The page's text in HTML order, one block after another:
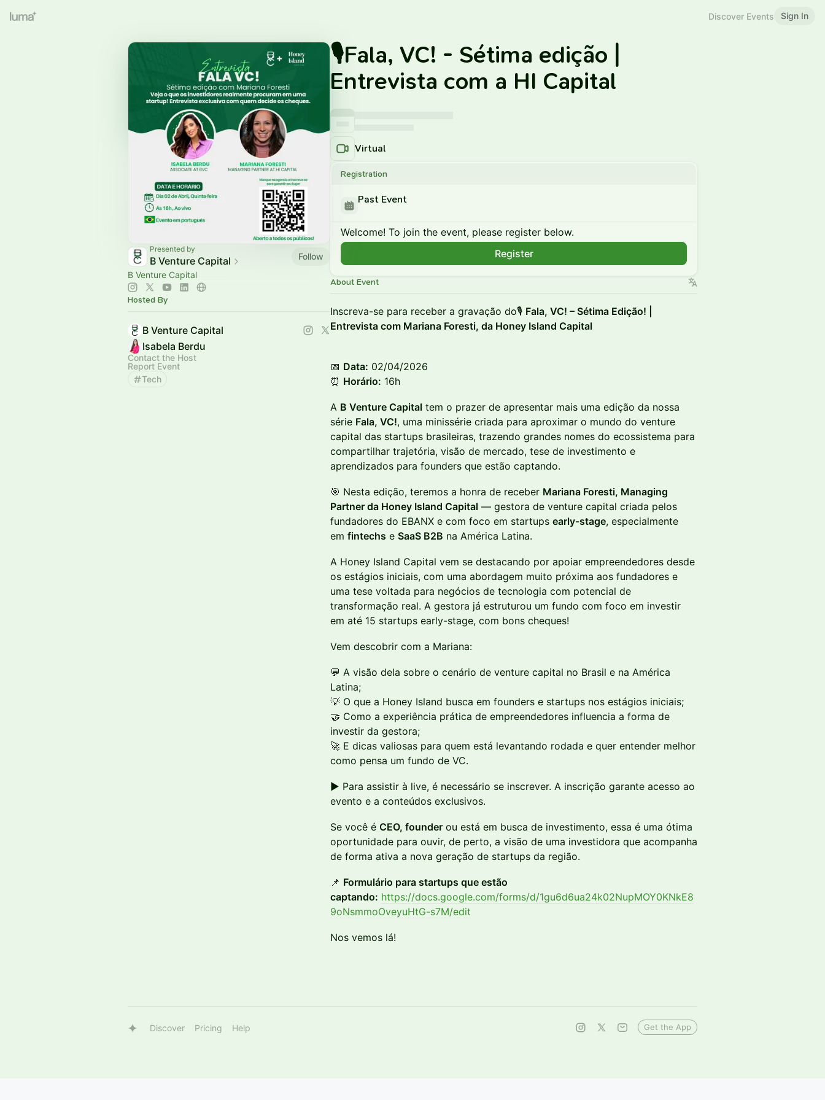
Discover Events Sign In
Presented by
B Venture Capital
Follow
B Venture Capital
Hosted By
B Venture Capital
Isabela Berdu
Contact the Host
Report Event
Tech
🎙️Fala, VC! - Sétima edição |
Entrevista com a HI Capital
Virtual
Registration
Past Event
Welcome! To join the event, please register below.
Register
About Event
Inscreva-se para receber a gravação do🎙️ Fala, VC! – Sétima Edição! |
Entrevista com Mariana Foresti, da Honey Island Capital
📅 Data: 02/04/2026
⏰ Horário: 16h
A B Venture Capital tem o prazer de apresentar mais uma edição da nossa
série Fala, VC!, uma minissérie criada para aproximar o mundo do venture
capital das startups brasileiras, trazendo grandes nomes do ecossistema para
compartilhar trajetória, visão de mercado, tese de investimento e
aprendizados para founders que estão captando.
🎯 Nesta edição, teremos a honra de receber Mariana Foresti, Managing
Partner da Honey Island Capital — gestora de venture capital criada pelos
fundadores do EBANX e com foco em startups early-stage, especialmente
em fintechs e SaaS B2B na América Latina.
A Honey Island Capital vem se destacando por apoiar empreendedores desde
os estágios iniciais, com uma abordagem muito próxima aos fundadores e
uma tese voltada para negócios de tecnologia com potencial de
transformação real. A gestora já estruturou um fundo com foco em investir
em até 15 startups early-stage, com bons cheques!
Vem descobrir com a Mariana:
💬 A visão dela sobre o cenário de venture capital no Brasil e na América
Latina;
💡 O que a Honey Island busca em founders e startups nos estágios iniciais;
🤝 Como a experiência prática de empreendedores influencia a forma de
investir da gestora;
🚀 E dicas valiosas para quem está levantando rodada e quer entender melhor
como pensa um fundo de VC.
▶️ Para assistir à live, é necessário se inscrever. A inscrição garante acesso ao
evento e a conteúdos exclusivos.
Se você é CEO, founder ou está em busca de investimento, essa é uma ótima
oportunidade para ouvir, de perto, a visão de uma investidora que acompanha
de forma ativa a nova geração de startups da região.
📌 Formulário para startups que estão
captando: https://docs.google.com/forms/d/1gu6d6ua24k02NupMOY0KNkE8
9oNsmmoOveyuHtG-s7M/edit
Nos vemos lá!
Discover Pricing Help Get the App